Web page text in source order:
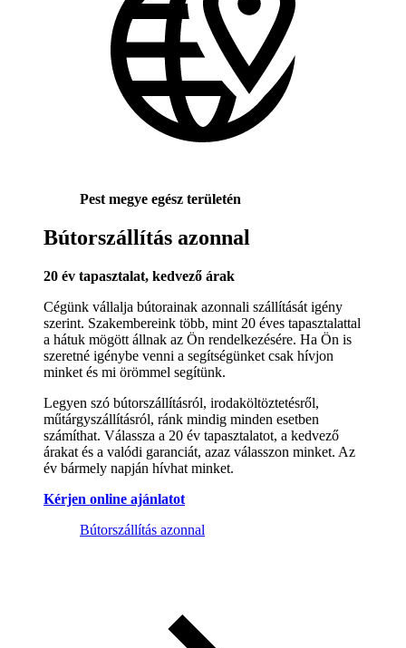
Pest megye egész területén
Bútorszállítás azonnal
20 év tapasztalat, kedvező árak
Cégünk vállalja bútorainak azonnali szállítását igény
szerint. Szakembereink több, mint 20 éves tapasztalattal
a hátuk mögött állnak az Ön rendelkezésére. Ha Ön is
szeretné igénybe venni a segítségünket csak hívjon
minket és mi örömmel segítünk.
Legyen szó bútorszállításról, irodaköltöztetésről,
műtárgyszállításról, ránk mindig minden esetben
számíthat. Válassza a 20 év tapasztalatot, a kedvező
árakat és a valódi garanciát, azaz válasszon minket. Az
év bármely napján hívhat minket.
Kérjen online ajánlatot
Bútorszállítás azonnal